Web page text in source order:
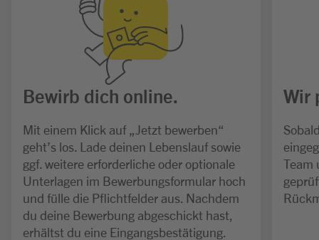
Bewirb dich online.
Mit einem Klick auf „Jetzt bewerben“
geht’s los. Lade deinen Lebenslauf sowie
ggf. weitere erforderliche oder optionale
Unterlagen im Bewerbungsformular hoch
und fülle die Pflichtfelder aus. Nachdem
du deine Bewerbung abgeschickt hast,
erhältst du eine Eingangsbestätigung.
Wir
Team